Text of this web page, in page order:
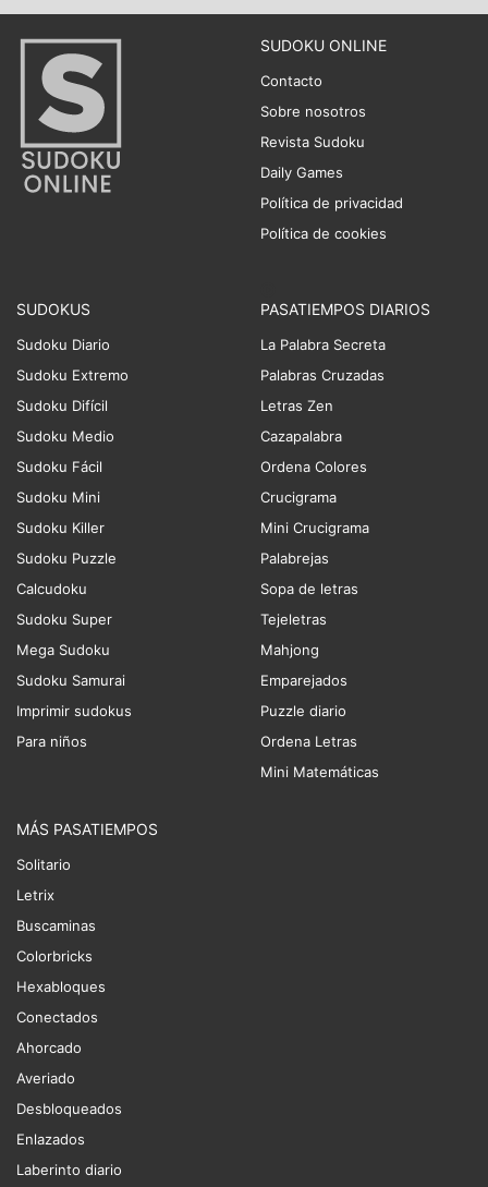
SUDOKU ONLINE
Contacto
Sobre nosotros
Revista Sudoku
Daily Games
Política de privacidad
Política de cookies
SUDOKUS
Sudoku Diario
Sudoku Extremo
Sudoku Difícil
Sudoku Medio
Sudoku Fácil
Sudoku Mini
Sudoku Killer
Sudoku Puzzle
Calcudoku
Sudoku Super
Mega Sudoku
Sudoku Samurai
Imprimir sudokus
Para niños
PASATIEMPOS DIARIOS
La Palabra Secreta
Palabras Cruzadas
Letras Zen
Cazapalabra
Ordena Colores
Crucigrama
Mini Crucigrama
Palabrejas
Sopa de letras
Tejeletras
Mahjong
Emparejados
Puzzle diario
Ordena Letras
Mini Matemáticas
MÁS PASATIEMPOS
Solitario
Letrix
Buscaminas
Colorbricks
Hexabloques
Conectados
Ahorcado
Averiado
Desbloqueados
Enlazados
Laberinto diario